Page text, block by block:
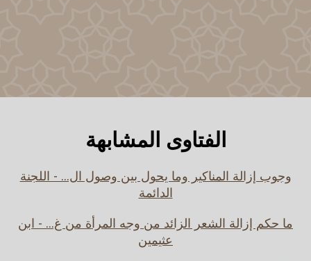
الفتاوى المشابهة
وجوب إزالة المناكير وما يحول بين وصول ال... - اللجنة
الدائمة
ما حكم إزالة الشعر الزائد من وجه المرأة من غ... - ابن
عثيمين